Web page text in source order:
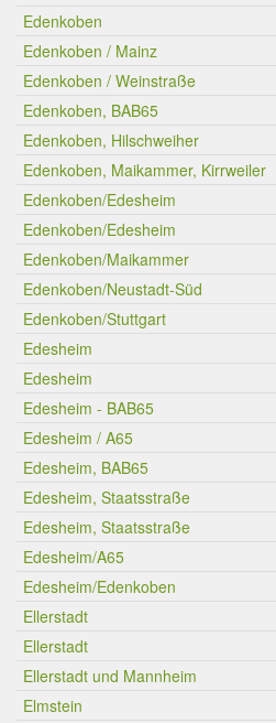
Edenkoben
Edenkoben / Mainz
Edenkoben / Weinstraße
Edenkoben, BAB65
Edenkoben, Hilschweiher
Edenkoben, Maikammer, Kirrweiler
Edenkoben/Edesheim
Edenkoben/Edesheim
Edenkoben/Maikammer
Edenkoben/Neustadt-Süd
Edenkoben/Stuttgart
Edesheim
Edesheim
Edesheim - BAB65
Edesheim / A65
Edesheim, BAB65
Edesheim, Staatsstraße
Edesheim, Staatsstraße
Edesheim/A65
Edesheim/Edenkoben
Ellerstadt
Ellerstadt
Ellerstadt und Mannheim
Elmstein